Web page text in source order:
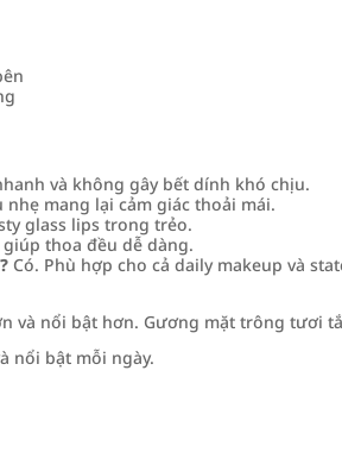
và không gây bết dính khó chịu.
nhẹ mang lại cảm giác thoải mái.
glass lips trong trẻo.
thoa đều dễ dàng.
Có. Phù hợp cho cả daily makeup và
và nổi bật hơn. Gương mặt trông tươi
nổi bật mỗi ngày.